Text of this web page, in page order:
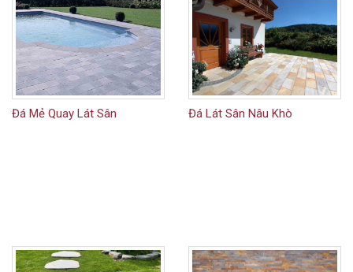
Đá Mẻ Quay Lát Sân Đá Lát Sân Nâu Khò